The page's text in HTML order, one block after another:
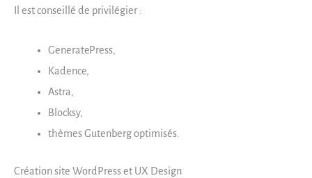
Il est conseillé de privilégier :
GeneratePress,
Kadence,
Astra,
Blocksy,
thèmes Gutenberg optimisés.
Création site WordPress et UX Design